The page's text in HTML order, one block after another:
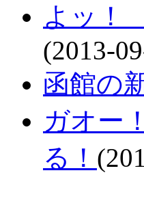
よッ！
(2013-
函館の
ガオー
る！